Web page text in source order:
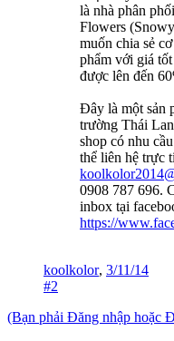
là nhà phân
Flowers
muốn chia sẻ
phẩm với giá
được lên đến
Đây là một sản
trường Thái
shop có nhu
thể liên hệ trực
0908 787 696.
inbox tại
https://
koolkolor, 3/11/14
#2
(Bạn phải Đăng nhập hoặc